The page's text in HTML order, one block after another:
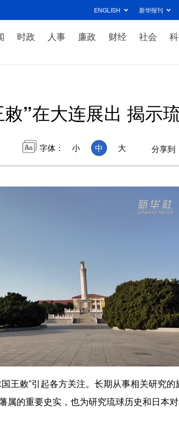
ENGLISH 新华报刊
时政 人事 廉政 财经 社会
”在大连展出 揭示
字体： 小 中 大 分享到
敕”引起各方关注。长期从事相关研究的
属的重要史实，也为研究琉球历史和日本